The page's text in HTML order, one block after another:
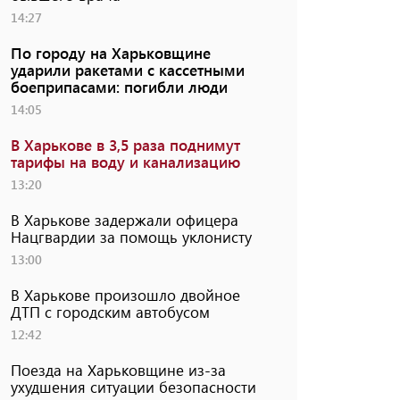
14:27
По городу на Харьковщине
ударили ракетами с кассетными
боеприпасами: погибли люди
14:05
В Харькове в 3,5 раза поднимут
тарифы на воду и канализацию
13:20
В Харькове задержали офицера
Нацгвардии за помощь уклонисту
13:00
В Харькове произошло двойное
ДТП с городским автобусом
12:42
Поезда на Харьковщине из-за
ухудшения ситуации безопасности